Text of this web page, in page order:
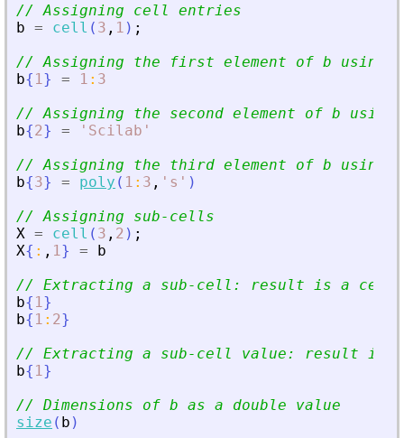
// Assigning cell entries
b = cell ( 3 , 1 ) ;
// Assigning the first element of b using
b{ 1} = 1 : 3
// Assigning the second element of b
b{2} = ' Scilab '
// Assigning the third element of b using
b{3} = poly ( 1 : 3 , ' s ' )
// Assigning sub-cells
X = cell ( 3 , 2 ) ;
X{ : , 1} =
b
// Extracting a sub-cell: result is a cell
b{ 1}
b{ 1 : 2}
// Extracting a sub-cell value: result is
b{ 1}
// Dimensions of b as a double value
size ( b )